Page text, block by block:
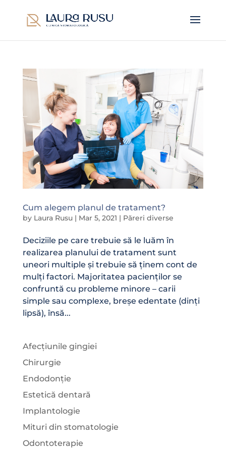
Cum alegem planul de tratament?
by Laura Rusu| Mar 5, 2021 | Păreri diverse
Deciziile pe care trebuie să le luăm în
realizarea planului de tratament sunt
uneori multiple și trebuie să ținem cont de
mulți factori. Majoritatea pacienților se
confruntă cu probleme minore – carii
simple sau complexe, breșe edentate (dinți
lipsă), însă...
Afecțiunile gingiei
Chirurgie
Endodonție
Estetică dentară
Implantologie
Mituri din stomatologie
Odontoterapie